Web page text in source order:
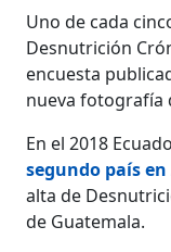
Uno de cada
Desnutrición
encuesta
nueva fotografía
En el 2018
segundo país
alta de
de Guatemala.